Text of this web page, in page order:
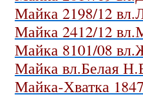
Майка 2198/12
Майка 2412/12
Майка 8101/08
Майка вл.Белая
Майка-Хватка